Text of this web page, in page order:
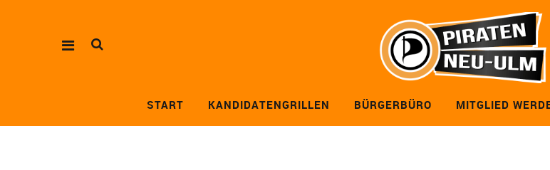
START KANDIDATENGRILLEN BÜRGERBÜRO MITGLIED